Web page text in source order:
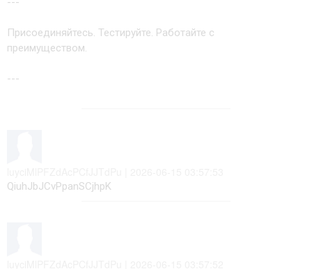
Присоединяйтесь. Тестируйте. Работайте с
преимуществом.
---
QiuhJbJCvPpanSCjhpK